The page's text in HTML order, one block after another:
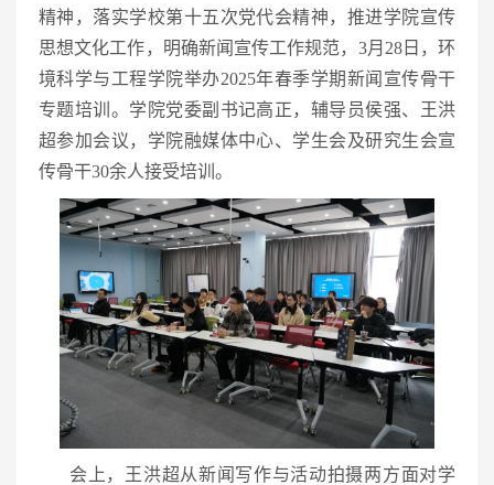
精神，落实学校第十五次党代会精神，推进学院宣传
思想文化工作，明确新闻宣传工作规范，3月28日，环
境科学与工程学院举办2025年春季学期新闻宣传骨干
专题培训。学院党委副书记高正，辅导员侯强、王洪
超参加会议，学院融媒体中心、学生会及研究生会宣
传骨干30余人接受培训。
会上，王洪超从新闻写作与活动拍摄两方面对学